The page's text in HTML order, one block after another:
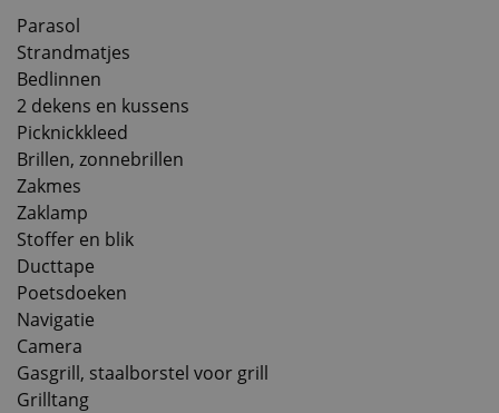
Parasol
Strandmatjes
Bedlinnen
2 dekens en kussens
Picknickkleed
Brillen, zonnebrillen
Zakmes
Zaklamp
Stoffer en blik
Ducttape
Poetsdoeken
Navigatie
Camera
Gasgrill, staalborstel voor grill
Grilltang